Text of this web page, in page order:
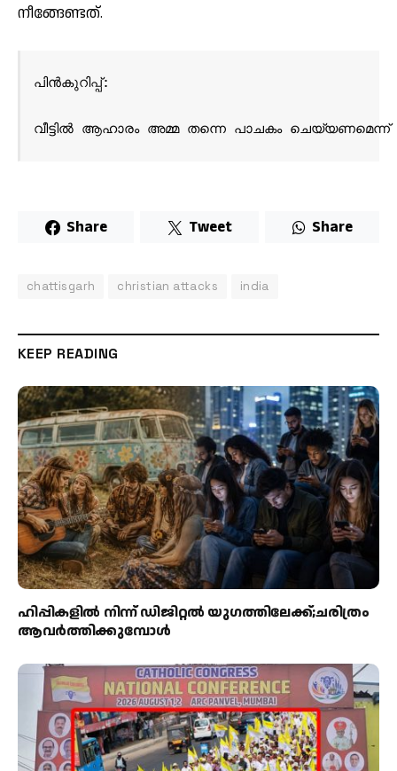
നീങ്ങേണ്ടത്.
പിന്‍കുറിപ്പ്:
വീട്ടില്‍ ആഹാരം അമ്മ തന്നെ പാചകം
Share Tweet Share
chattisgarh christian attacks india
KEEP READING
ഹിപ്പികളില്‍ നിന്ന് ഡിജിറ്റല്‍ യുഗത്തിലേക്ക്;ചരിത്രം
ആവര്‍ത്തിക്കുമ്പോള്‍